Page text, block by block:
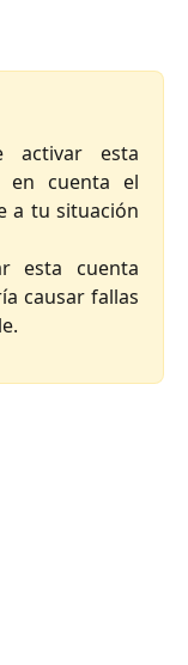
activar esta
en cuenta el
a tu situación
esta cuenta
causar fallas